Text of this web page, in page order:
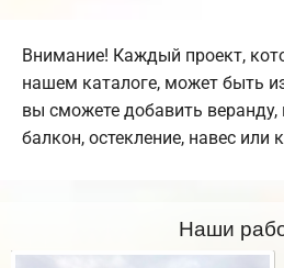
Внимание! Каждый проект,
нашем каталоге, может быть
вы сможете добавить веранду,
балкон, остекление, навес или
Наши